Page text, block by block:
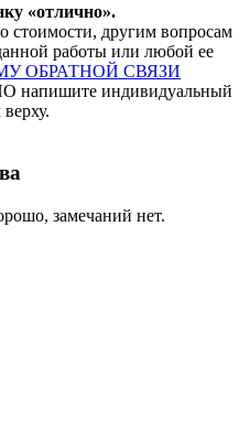
«отлично».
стоимости, другим вопросам
работы или любой ее
ОБРАТНОЙ СВЯЗИ
напишите индивидуальный
замечаний нет.